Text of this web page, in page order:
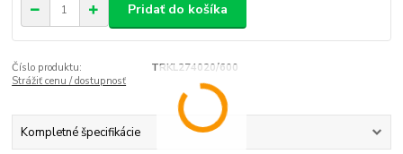
Pridať do košíka
Číslo produktu:
TRKL274020/600
Strážiť cenu / dostupnosť
Kompletné špecifikácie